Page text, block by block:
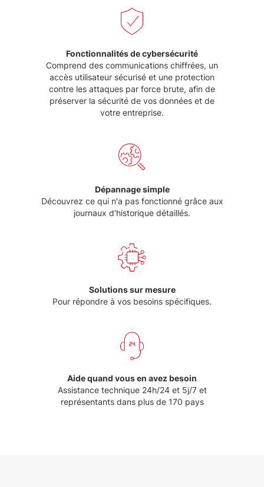
Fonctionnalités de cybersécurité
Comprend des communications chiffrées, un
accès utilisateur sécurisé et une protection
contre les attaques par force brute, afin de
préserver la sécurité de vos données et de
votre entreprise.
Dépannage simple
Découvrez ce qui n'a pas fonctionné grâce aux
journaux d'historique détaillés.
Solutions sur mesure
Pour répondre à vos besoins spécifiques.
Aide quand vous en avez besoin
Assistance technique 24h/24 et 5j/7 et
représentants dans plus de 170 pays